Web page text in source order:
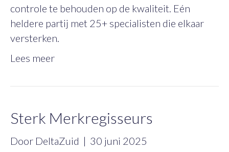
controle te behouden op de kwaliteit. Eén
heldere partij met 25+ specialisten die elkaar
versterken.
Lees meer
Sterk Merkregisseurs
Door DeltaZuid | 30 juni 2025